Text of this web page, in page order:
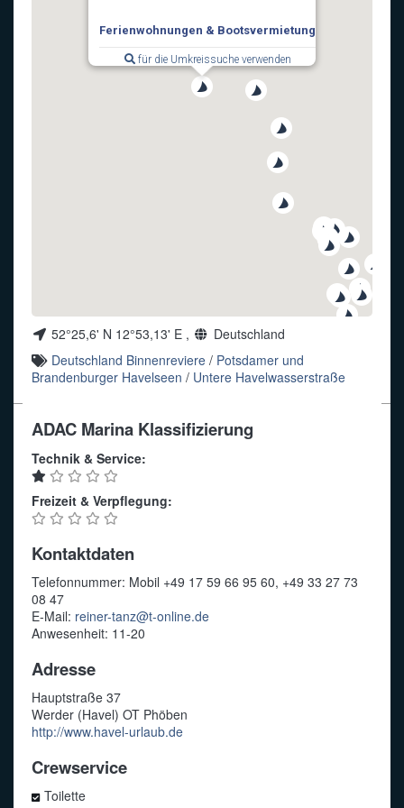
Ferienwohnungen & Bootsvermietung
für die Umkreissuche verwenden
52°25,6' N 12°53,13' E ,
Deutschland
Deutschland Binnenreviere / Potsdamer und
Brandenburger Havelseen / Untere Havelwasserstraße
ADAC Marina Klassifizierung
Technik & Service:
Freizeit & Verpflegung:
Kontaktdaten
Telefonnummer: Mobil +49 17 59 66 95 60, +49 33 27 73
08 47
E-Mail: reiner-tanz@t-online.de
Anwesenheit: 11-20
Adresse
Hauptstraße 37
Werder (Havel) OT Phöben
http://www.havel-urlaub.de
Crewservice
Toilette